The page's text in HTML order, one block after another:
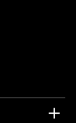
纪视觉